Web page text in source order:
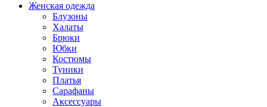
Женская одежда
Блузоны
Халаты
Брюки
Юбки
Костюмы
Туники
Платья
Сарафаны
Аксессуары